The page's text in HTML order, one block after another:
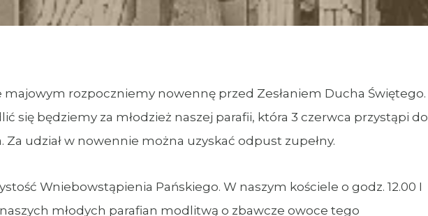
rozpoczniemy nowennę przed Zesłaniem Ducha Świętego.
się będziemy za młodzież naszej parafii, która 3 czerwca przystąpi do
udział w nowennie można uzyskać odpust zupełny.
Wniebowstąpienia Pańskiego. W naszym kościele o godz. 12.00 I
młodych parafian modlitwą o zbawcze owoce tego